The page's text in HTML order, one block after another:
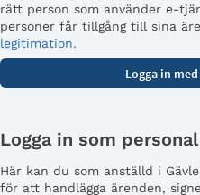
rätt person som använder e-
personer får tillgång till sina
legitimation.
Logga in som personal
Här kan du som anställd i
för att handlägga ärenden,